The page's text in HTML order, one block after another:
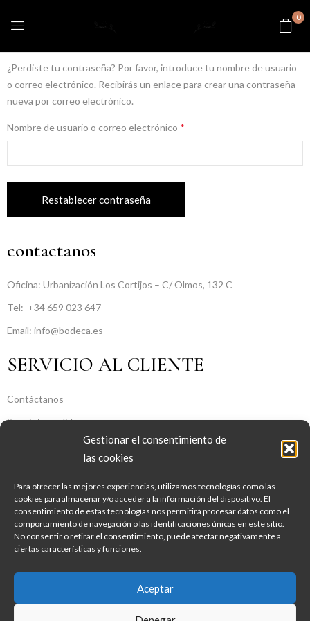
Gestionar el consentimiento de
las cookies
Para ofrecer las mejores experiencias, utilizamos tecnologías como las
cookies para almacenar y/o acceder a la información del dispositivo. El
consentimiento de estas tecnologías nos permitirá procesar datos como el
comportamiento de navegación o las identificaciones únicas en este sitio.
No consentir o retirar el consentimiento, puede afectar negativamente a
ciertas características y funciones.
Aceptar
0
¿Perdiste tu contraseña? Por favor, introduce tu nombre de usuario
o correo electrónico. Recibirás un enlace para crear una contraseña
nueva por correo electrónico.
Nombre de usuario o correo electrónico *
Restablecer contraseña
contactanos
Oficina: Urbanización Los Cortijos – C/ Olmos, 132 C
Tel: +34 659 023 647
Email: info@bodeca.es
SERVICIO AL CLIENTE
Contáctanos
Seguir tu pedido
SOBRE NOSOTROS
Sobre Nosotros
Aviso legal
Política de Privacidad
Copyright © 2022 Bodeca. Developed by Georgy